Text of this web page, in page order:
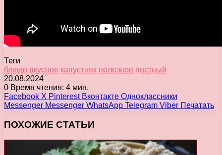
Теги
блюдо вкусное капустняк полезное постный
20.08.2024
0 Время чтения: 4 мин.
Facebook X Pinterest Вконтакте Одноклассники
Messenger Messenger WhatsApp Telegram Viber Печатать
ПОХОЖИЕ СТАТЬИ